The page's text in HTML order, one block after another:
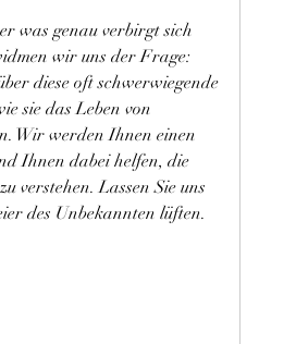
was genau verbirgt sich
wir uns der Frage:
diese oft schwerwiegende
sie das Leben von
Wir werden Ihnen einen
Ihnen dabei helfen, die
verstehen. Lassen Sie uns
des Unbekannten lüften.